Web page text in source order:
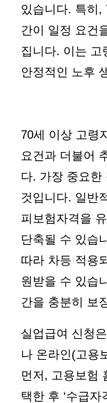
있습니다. 특히,
간이 일정 요건
집니다. 이는 고
안정적인 노후
70세 이상 고령
요건과 더불어
다. 가장 중요한
것입니다. 일반
피보험자격을
단축될 수 있습
따라 차등 적용
원받을 수 있습
간을 충분히 보
실업급여 신청
나 온라인(고용
먼저, 고용보험
택한 후 ‘수급